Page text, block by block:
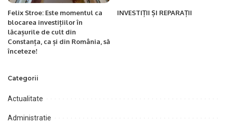
Felix Stroe: Este momentul ca
blocarea investițiilor în
lăcașurile de cult din
Constanța, ca și din România, să
înceteze!
INVESTIȚII ȘI REPARAȚII
Categorii
Actualitate
Administratie